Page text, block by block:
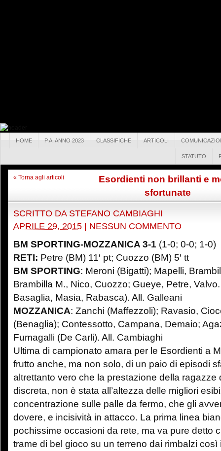
HOME P.A. ANNO 2023 CLASSIFICHE ARTICOLI
STATUTO
« Torna agli articoli
Esordienti non brillanti e
sfortunate
SCRITTO DA STEFANO CAMBIAGHI
APRILE 29, 2015
NESSUN COMMENTO
BM SPORTING-MOZZANICA 3-1 (1-0; 0-0; 1-0)
RETI: Petre (BM) 11′ pt; Cuozzo (BM) 5′ tt
BM SPORTING: Meroni (Bigatti); Mapelli,
Brambilla M., Nico, Cuozzo; Gueye, Petre,
Basaglia, Masia, Rabasca). All. Galleani
MOZZANICA: Zanchi (Maffezzoli); Ravasio,
(Benaglia); Contessotto, Campana, Demaio;
Fumagalli (De Carli). All. Cambiaghi
Ultima di campionato amara per le Esordienti a
frutto anche, ma non solo, di un paio di episodi
altrettanto vero che la prestazione della ragazze
discreta, non è stata all’altezza delle migliori
concentrazione sulle palle da fermo, che gli
dovere, e incisività in attacco. La prima linea
pochissime occasioni da rete, ma va pure detto
trame di bel gioco su un terreno dai rimbalzi così